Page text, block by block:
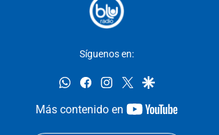
Síguenos en:
whatsappfacebookinstagram
twittergoogle
Más contenido en
youtube-